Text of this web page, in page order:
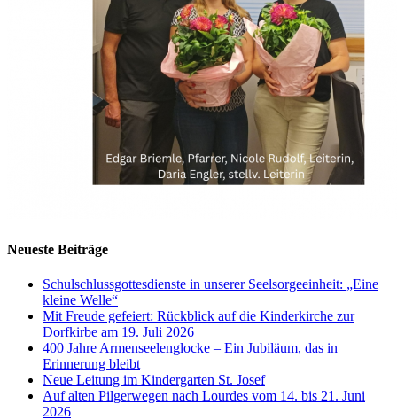
Neueste Beiträge
Schulschlussgottesdienste in unserer Seelsorgeeinheit: „Eine
kleine Welle“
Mit Freude gefeiert: Rückblick auf die Kinderkirche zur
Dorfkirbe am 19. Juli 2026
400 Jahre Armenseelenglocke – Ein Jubiläum, das in
Erinnerung bleibt
Neue Leitung im Kindergarten St. Josef
Auf alten Pilgerwegen nach Lourdes vom 14. bis 21. Juni
2026